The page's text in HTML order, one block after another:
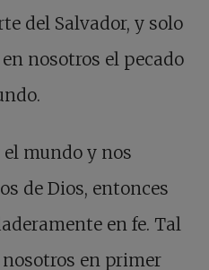
del Salvador, y solo
nosotros el pecado
mundo y nos
de Dios, entonces
en fe. Tal
en primer